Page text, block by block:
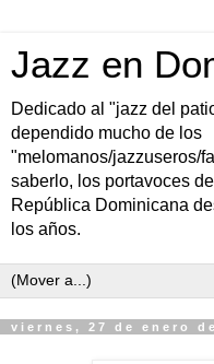
Jazz en
Dedicado al "jazz del
dependido mucho de los
"melomanos/jazzuseros/
saberlo, los portavoces
República Dominicana
los años.
viernes, 27 de enero